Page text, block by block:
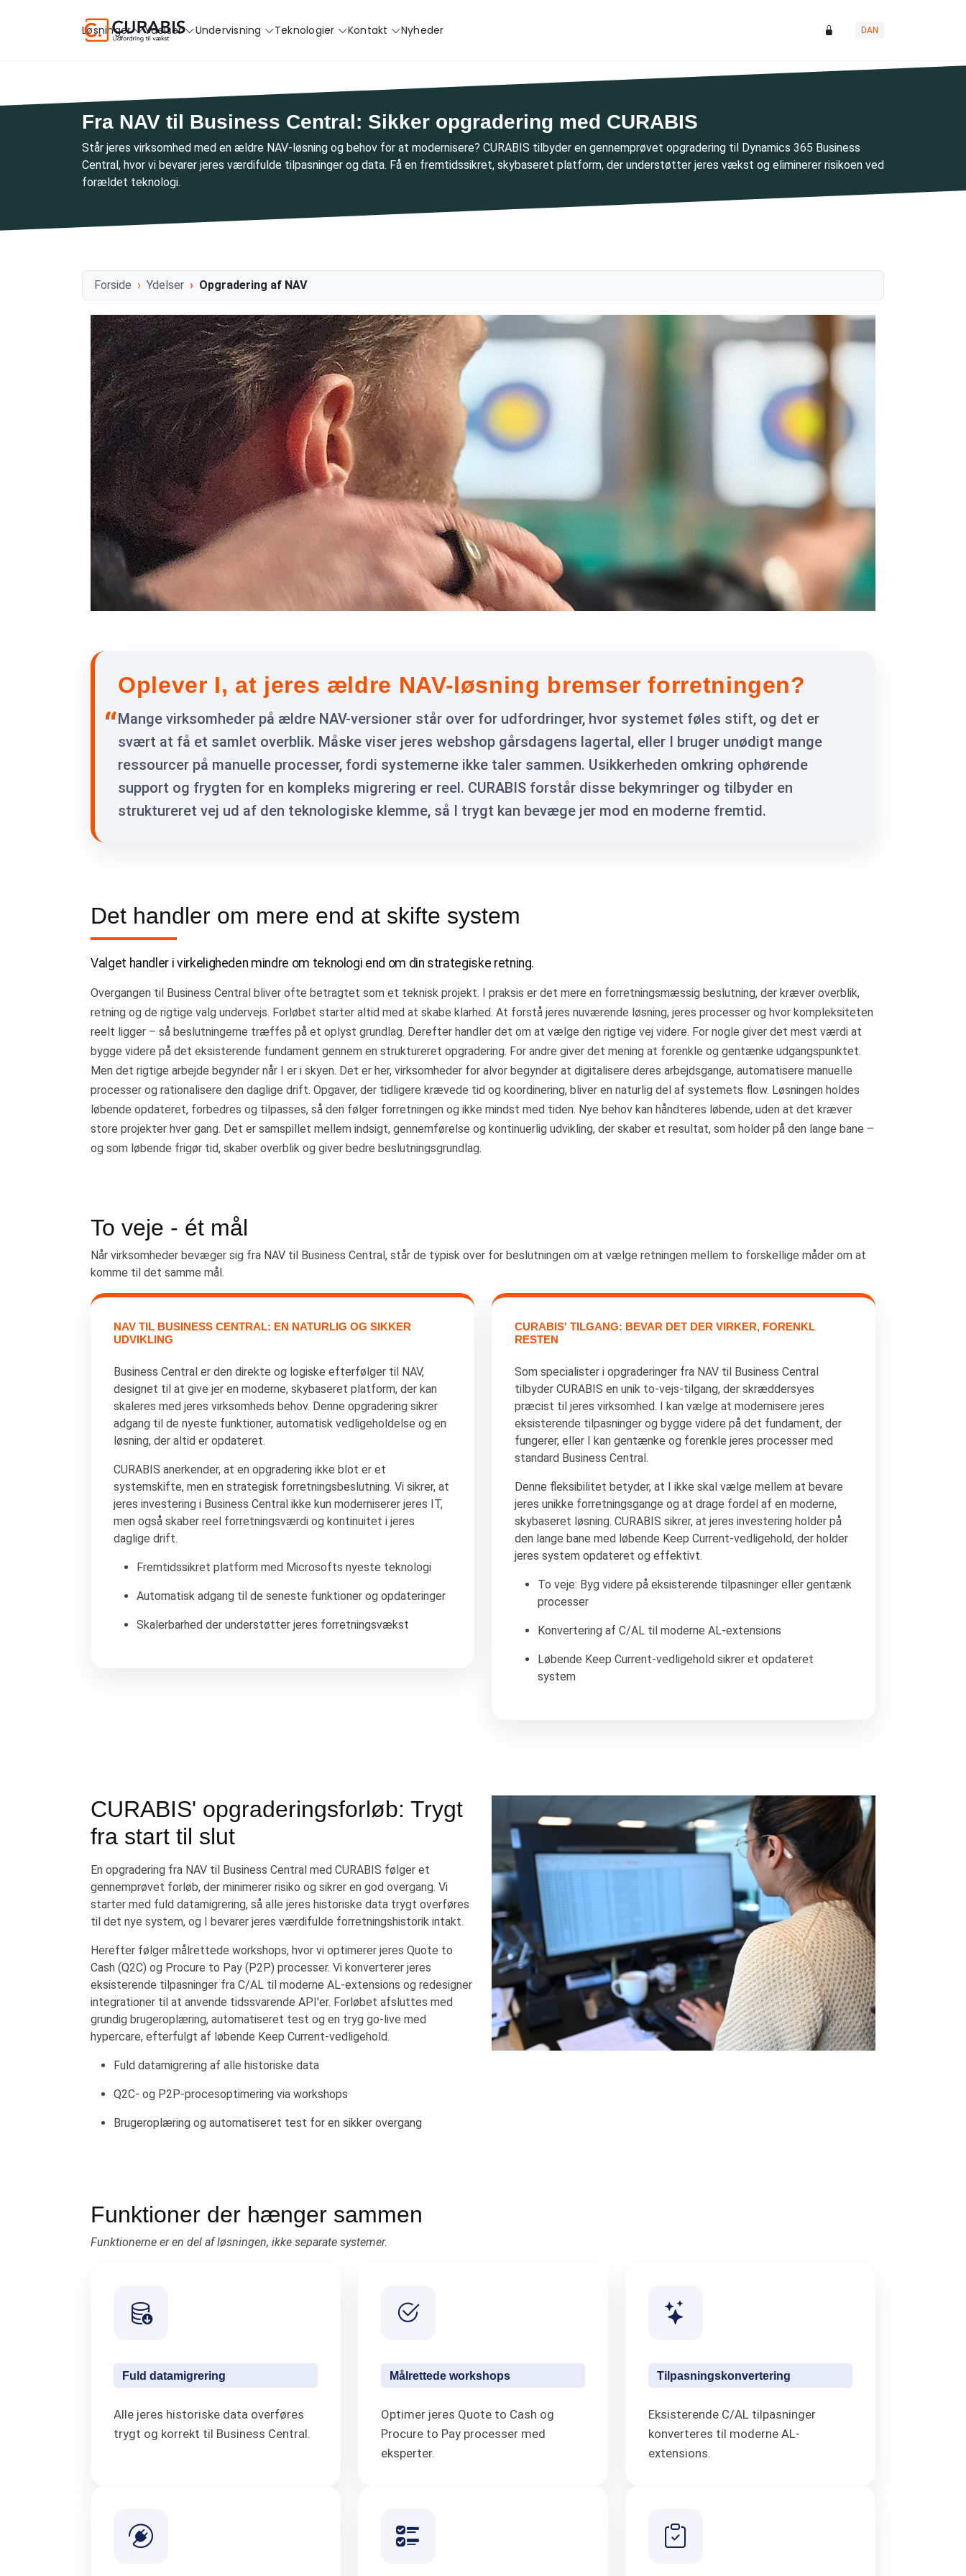
Løsninger Ydelser Undervisning Teknologier Kontakt Nyheder DAN
Fra NAV til Business Central: Sikker opgradering med CURABIS
Står jeres virksomhed med en ældre NAV-løsning og behov for at modernisere? CURABIS tilbyder en gennemprøvet opgradering til Dynamics 365 Business
Central, hvor vi bevarer jeres værdifulde tilpasninger og data. Få en fremtidssikret, skybaseret platform, der understøtter jeres vækst og eliminerer risikoen ved
forældet teknologi.
Forside Ydelser Opgradering af NAV
Oplever I, at jeres ældre NAV-løsning bremser forretningen?
Mange virksomheder på ældre NAV-versioner står over for udfordringer, hvor systemet føles stift, og det er
svært at få et samlet overblik. Måske viser jeres webshop gårsdagens lagertal, eller I bruger unødigt mange
ressourcer på manuelle processer, fordi systemerne ikke taler sammen. Usikkerheden omkring ophørende
support og frygten for en kompleks migrering er reel. CURABIS forstår disse bekymringer og tilbyder en
struktureret vej ud af den teknologiske klemme, så I trygt kan bevæge jer mod en moderne fremtid.
Det handler om mere end at skifte system
Valget handler i virkeligheden mindre om teknologi end om din strategiske retning.
Overgangen til Business Central bliver ofte betragtet som et teknisk projekt. I praksis er det mere en forretningsmæssig beslutning, der kræver overblik,
retning og de rigtige valg undervejs. Forløbet starter altid med at skabe klarhed. At forstå jeres nuværende løsning, jeres processer og hvor kompleksiteten
reelt ligger – så beslutningerne træffes på et oplyst grundlag. Derefter handler det om at vælge den rigtige vej videre. For nogle giver det mest værdi at
bygge videre på det eksisterende fundament gennem en struktureret opgradering. For andre giver det mening at forenkle og gentænke udgangspunktet.
Men det rigtige arbejde begynder når I er i skyen. Det er her, virksomheder for alvor begynder at digitalisere deres arbejdsgange, automatisere manuelle
processer og rationalisere den daglige drift. Opgaver, der tidligere krævede tid og koordinering, bliver en naturlig del af systemets flow. Løsningen holdes
løbende opdateret, forbedres og tilpasses, så den følger forretningen og ikke mindst med tiden. Nye behov kan håndteres løbende, uden at det kræver
store projekter hver gang. Det er samspillet mellem indsigt, gennemførelse og kontinuerlig udvikling, der skaber et resultat, som holder på den lange bane –
og som løbende frigør tid, skaber overblik og giver bedre beslutningsgrundlag.
To veje - ét mål
Når virksomheder bevæger sig fra NAV til Business Central, står de typisk over for beslutningen om at vælge retningen mellem to forskellige måder om at
komme til det samme mål.
NAV TIL BUSINESS CENTRAL: EN NATURLIG OG SIKKER
UDVIKLING
Business Central er den direkte og logiske efterfølger til NAV,
designet til at give jer en moderne, skybaseret platform, der kan
skaleres med jeres virksomheds behov. Denne opgradering sikrer
adgang til de nyeste funktioner, automatisk vedligeholdelse og en
løsning, der altid er opdateret.
CURABIS anerkender, at en opgradering ikke blot er et
systemskifte, men en strategisk forretningsbeslutning. Vi sikrer, at
jeres investering i Business Central ikke kun moderniserer jeres IT,
men også skaber reel forretningsværdi og kontinuitet i jeres
daglige drift.
Fremtidssikret platform med Microsofts nyeste teknologi
Automatisk adgang til de seneste funktioner og opdateringer
Skalerbarhed der understøtter jeres forretningsvækst
CURABIS' TILGANG: BEVAR DET DER VIRKER, FORENKL
RESTEN
Som specialister i opgraderinger fra NAV til Business Central
tilbyder CURABIS en unik to-vejs-tilgang, der skræddersyes
præcist til jeres virksomhed. I kan vælge at modernisere jeres
eksisterende tilpasninger og bygge videre på det fundament, der
fungerer, eller I kan gentænke og forenkle jeres processer med
standard Business Central.
Denne fleksibilitet betyder, at I ikke skal vælge mellem at bevare
jeres unikke forretningsgange og at drage fordel af en moderne,
skybaseret løsning. CURABIS sikrer, at jeres investering holder på
den lange bane med løbende Keep Current-vedligehold, der holder
jeres system opdateret og effektivt.
To veje: Byg videre på eksisterende tilpasninger eller gentænk
processer
Konvertering af C/AL til moderne AL-extensions
Løbende Keep Current-vedligehold sikrer et opdateret
system
CURABIS' opgraderingsforløb: Trygt
fra start til slut
En opgradering fra NAV til Business Central med CURABIS følger et
gennemprøvet forløb, der minimerer risiko og sikrer en god overgang. Vi
starter med fuld datamigrering, så alle jeres historiske data trygt overføres
til det nye system, og I bevarer jeres værdifulde forretningshistorik intakt.
Herefter følger målrettede workshops, hvor vi optimerer jeres Quote to
Cash (Q2C) og Procure to Pay (P2P) processer. Vi konverterer jeres
eksisterende tilpasninger fra C/AL til moderne AL-extensions og redesigner
integrationer til at anvende tidssvarende API'er. Forløbet afsluttes med
grundig brugeroplæring, automatiseret test og en tryg go-live med
hypercare, efterfulgt af løbende Keep Current-vedligehold.
Fuld datamigrering af alle historiske data
Q2C- og P2P-procesoptimering via workshops
Brugeroplæring og automatiseret test for en sikker overgang
Funktioner der hænger sammen
Funktionerne er en del af løsningen, ikke separate systemer.
Fuld datamigrering
Alle jeres historiske data overføres
trygt og korrekt til Business Central.
Målrettede workshops
Optimer jeres Quote to Cash og
Procure to Pay processer med
eksperter.
Tilpasningskonvertering
Eksisterende C/AL tilpasninger
konverteres til moderne AL-
extensions.